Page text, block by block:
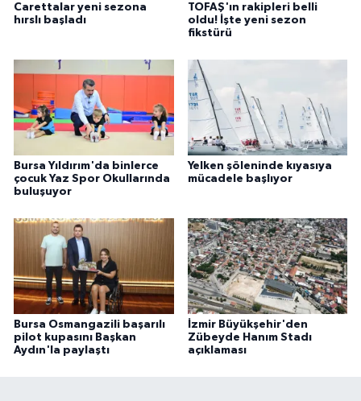
Carettalar yeni sezona
hırslı başladı
TOFAŞ'ın rakipleri belli
oldu! İşte yeni sezon
fikstürü
Bursa Yıldırım'da binlerce
çocuk Yaz Spor Okullarında
buluşuyor
Yelken şöleninde kıyasıya
mücadele başlıyor
Bursa Osmangazili başarılı
pilot kupasını Başkan
Aydın'la paylaştı
İzmir Büyükşehir'den
Zübeyde Hanım Stadı
açıklaması